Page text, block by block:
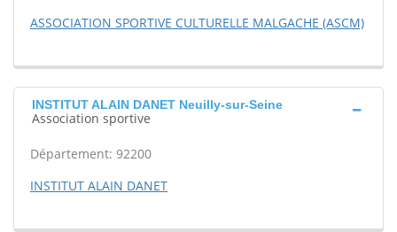
ASSOCIATION SPORTIVE CULTURELLE MALGACHE (ASCM)
INSTITUT ALAIN DANET Neuilly-sur-Seine
Association sportive
Département: 92200
INSTITUT ALAIN DANET